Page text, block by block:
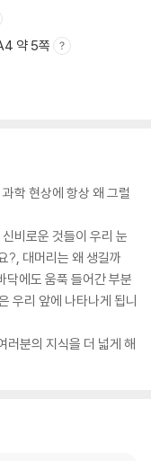
약 5쪽
학 현상에 항상 왜 그럴
비로운 것들이 우리 눈
?, 대머리는 왜 생길까
닥에도 움푹 들어간 부분
우리 앞에 나타나게 됩니
러분의 지식을 더 넓게 해